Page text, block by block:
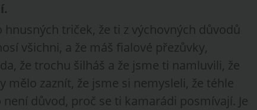
triček, že ti z výchovných důvodů
všichni, a že máš fialové přezůvky,
že trochu šilháš a že jsme ti namluvili, že
mělo zaznít, že jsme si nemysleli, že téhle
důvod, proč se ti kamarádi posmívají. Je